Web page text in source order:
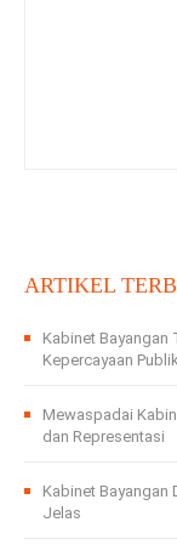
ARTIKEL
Kabinet Bayangan
Kepercayaan Publik
Mewaspadai
dan Representasi
Kabinet Bayangan
Jelas